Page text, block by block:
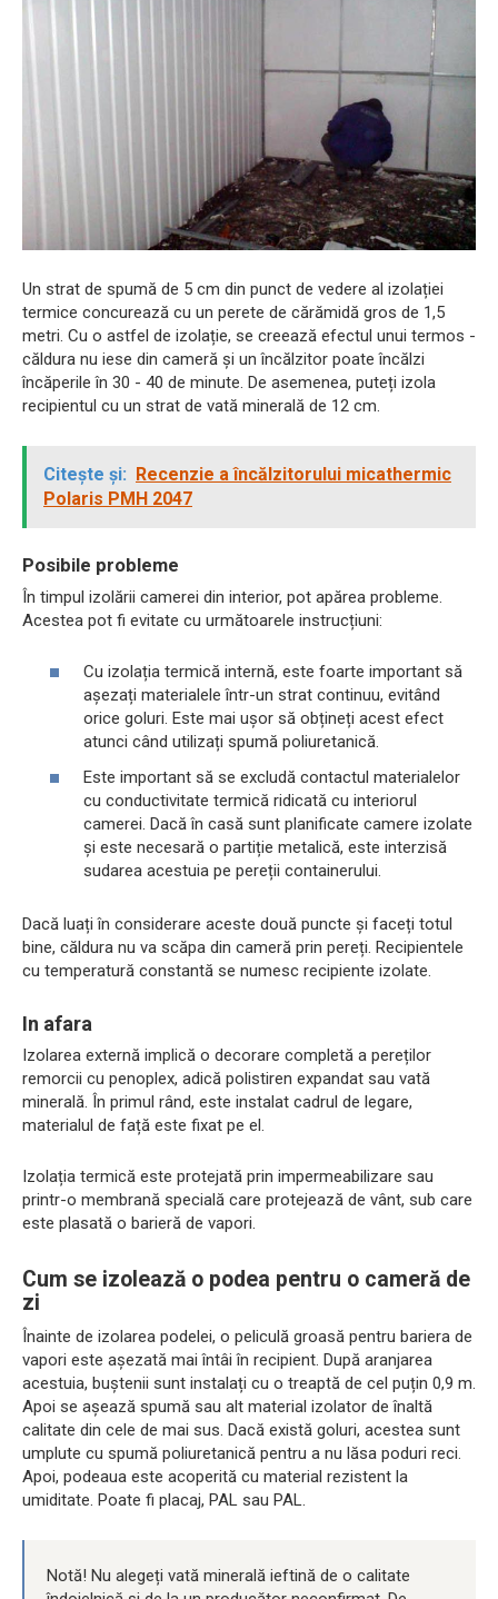
Un strat de spumă de 5 cm din punct de vedere al izolației
termice concurează cu un perete de cărămidă gros de 1,5
metri. Cu o astfel de izolație, se creează efectul unui termos -
căldura nu iese din cameră și un încălzitor poate încălzi
încăperile în 30 - 40 de minute. De asemenea, puteți izola
recipientul cu un strat de vată minerală de 12 cm.
Citește și:
Recenzie a încălzitorului micathermic
Polaris PMH 2047
Posibile probleme
În timpul izolării camerei din interior, pot apărea probleme.
Acestea pot fi evitate cu următoarele instrucțiuni:
Cu izolația termică internă, este foarte important să
așezați materialele într-un strat continuu, evitând
orice goluri. Este mai ușor să obțineți acest efect
atunci când utilizați spumă poliuretanică.
Este important să se excludă contactul materialelor
cu conductivitate termică ridicată cu interiorul
camerei. Dacă în casă sunt planificate camere izolate
și este necesară o partiție metalică, este interzisă
sudarea acestuia pe pereții containerului.
Dacă luați în considerare aceste două puncte și faceți totul
bine, căldura nu va scăpa din cameră prin pereți. Recipientele
cu temperatură constantă se numesc recipiente izolate.
In afara
Izolarea externă implică o decorare completă a pereților
remorcii cu penoplex, adică polistiren expandat sau vată
minerală. În primul rând, este instalat cadrul de legare,
materialul de față este fixat pe el.
Izolația termică este protejată prin impermeabilizare sau
printr-o membrană specială care protejează de vânt, sub care
este plasată o barieră de vapori.
Cum se izolează o podea pentru o cameră de
zi
Înainte de izolarea podelei, o peliculă groasă pentru bariera de
vapori este așezată mai întâi în recipient. După aranjarea
acestuia, buștenii sunt instalați cu o treaptă de cel puțin 0,9 m.
Apoi se așează spumă sau alt material izolator de înaltă
calitate din cele de mai sus. Dacă există goluri, acestea sunt
umplute cu spumă poliuretanică pentru a nu lăsa poduri reci.
Apoi, podeaua este acoperită cu material rezistent la
umiditate. Poate fi placaj, PAL sau PAL.
Notă! Nu alegeți vată minerală ieftină de o calitate